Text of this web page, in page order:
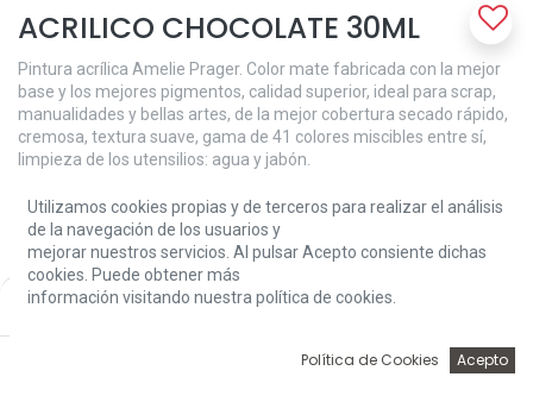
Price:
Add to Cart
ACRILICO CHOCOLATE 30ML
Pintura acrílica Amelie Prager. Color mate fabricada con la mejor
base y los mejores pigmentos, calidad superior, ideal para scrap,
manualidades y bellas artes, de la mejor cobertura secado rápido,
cremosa, textura suave, gama de 41 colores miscibles entre sí,
limpieza de los utensilios: agua y jabón.
2,47€
Utilizamos cookies propias y de terceros para realizar el análisis
de la navegación de los usuarios y
mejorar nuestros servicios. Al pulsar Acepto consiente dichas
cookies. Puede obtener más
información visitando nuestra política de cookies.
Política de Cookies Acepto